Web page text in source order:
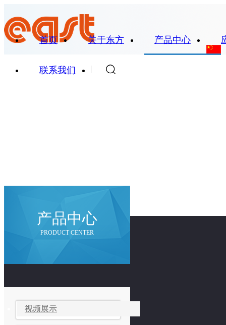
首页 关于东方 产品中心
联系我们
产品中心
PRODUCT CENTER
视频展示